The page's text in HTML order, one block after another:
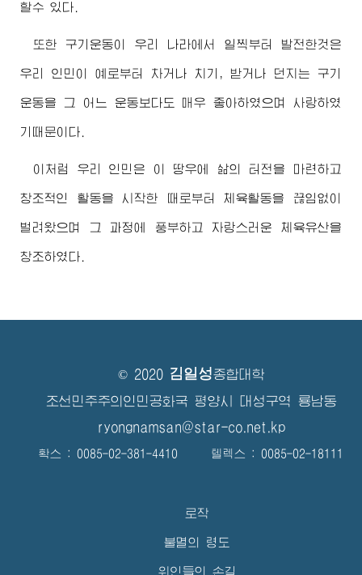
할수 있다.
또한 구기운동이 우리 나라에서 일찍부터 발전한것은
우리 인민이 예로부터 차거나 치기, 받거나 던지는 구기
운동을 그 어느 운동보다도 매우 좋아하였으며 사랑하였
기때문이다.
이처럼 우리 인민은 이 땅우에 삶의 터전을 마련하고
창조적인 활동을 시작한 때로부터 체육활동을 끊임없이
벌려왔으며 그 과정에 풍부하고 자랑스러운 체육유산을
창조하였다.
© 2020 김일성종합대학
조선민주주의인민공화국 평양시 대성구역 룡남동
ryongnamsan@star-co.net.kp
확스 : 0085-02-381-4410 텔렉스 : 0085-02-18111
로작
불멸의 령도
위인들의 손길